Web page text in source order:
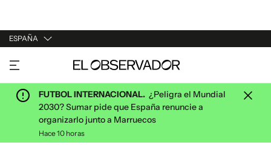
ESPAÑA
URUGUAY
ARGENTINA
ESPAÑA
ESTADOS UNIDOS
FUTBOL INTERNACIONAL. ¿Peligra el Mundial
2030? Sumar pide que España renuncie a
organizarlo junto a Marruecos
Hace 10 horas